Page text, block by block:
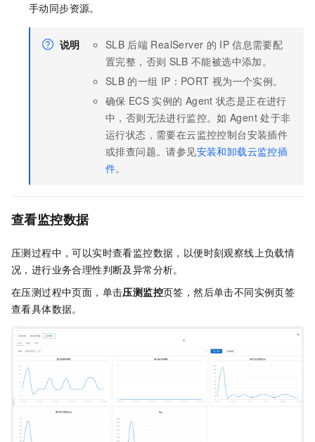
手动同步资源。
说明 SLB 后端 RealServer 的 IP 信息需要配
置完整，否则 SLB 不能被选中添加。
SLB 的一组 IP：PORT 视为一个实例。
确保 ECS 实例的 Agent 状态是正在进行
中，否则无法进行监控。如 Agent 处于非
运行状态，需要在云监控控制台安装插件
或排查问题。请参见安装和卸载云监控插
件。
查看监控数据
压测过程中，可以实时查看监控数据，以便时刻观察线上负载情
况，进行业务合理性判断及异常分析。
在压测过程中页面，单击压测监控页签，然后单击不同实例页签
查看具体数据。